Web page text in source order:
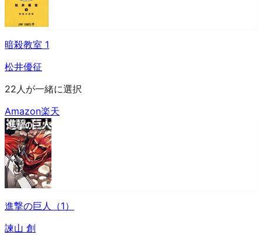
暗殺教室 1
松井優征
22人が一緒に選択
Amazon楽天
進撃の巨人（1）
諫山 創